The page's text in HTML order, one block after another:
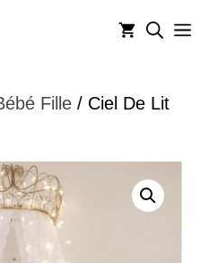
Fille / Ciel De Lit